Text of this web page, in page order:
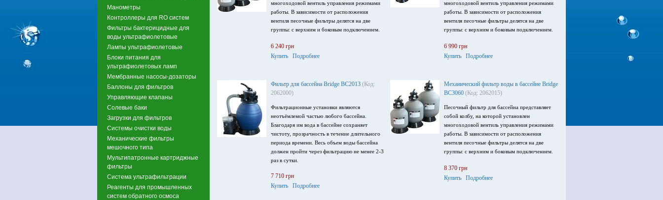
Манометры
Контроллеры для RO систем
Фильтры бактерицидные для
воды ультрафиолетовые
Лампы ультрафиолетовые
Блоки питания для
ультрафиолетовых ламп
Мембранные насосы-дозаторы
Баллоны для фильтров
Управляющие клапаны
Солевые баки
Загрузки для фильтров
Системы очистки воды
Механические фильтры
мешочного типа
Мультипатронные картриджные
фильтры
Система ультрафильтрации
Реагенты для промышленных
систем обратного осмоса
многоходовой вентиль управления режимами
работы. В зависимости от расположения
вентиля песочные фильтры делятся на две
группы: с верхним и боковым подключением.
6 240 грн
Купить
Подробнее
многоходовой вентиль управления режимами
работы. В зависимости от расположения
вентиля песочные фильтры делятся на две
группы: с верхним и боковым подключением.
6 990 грн
Купить
Подробнее
Фильтр для бассейна Bridge BC2013 (Код:
2062000)
Фильтрационные установки являются
неотъёмлемой частью любого бассейна.
Благодаря им вода в бассейне сохраняет
чистоту, прозрачность в течение длительного
периода времени. Весь объем воды бассейна
должен пройти через фильтрацию не менее 2-3
раз в сутки.
7 710 грн
Купить
Подробнее
Механический фильтр воды в бассейне Bridge
BC3060 (Код: 2062015)
Песочный фильтр для бассейна представляет
собой колбу, на которой установлен
многоходовой вентиль управления режимами
работы. В зависимости от расположения
вентиля песочные фильтры делятся на две
группы: с верхним и боковым подключением.
8 370 грн
Купить
Подробнее